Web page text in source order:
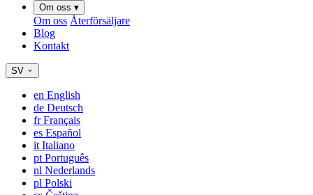
Om oss ▾
Om oss Återförsäljare
Blog
Kontakt
SV
en English
de Deutsch
frFrançais
es Español
it Italiano
pt Português
nl Nederlands
pl Polski